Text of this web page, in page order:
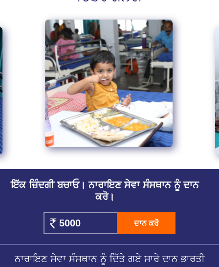
ਇੱਕ ਜ਼ਿੰਦਗੀ ਬਚਾਓ। ਨਾਰਾਇਣ ਸੇਵਾ ਸੰਸਥਾਨ ਨੂੰ ਦਾਨ
ਕਰੋ।
ਦਾਨ ਕਰੋ
ਨਾਰਾਇਣ ਸੇਵਾ ਸੰਸਥਾਨ ਨੂੰ ਦਿੱਤੇ ਗਏ ਸਾਰੇ ਦਾਨ ਭਾਰਤੀ